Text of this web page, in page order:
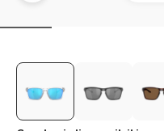
Controllo visivo
Logout